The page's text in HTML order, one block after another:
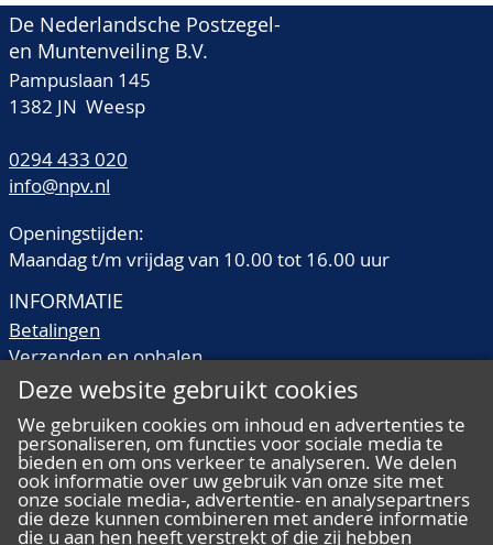
De Nederlandsche Postzegel-
en Muntenveiling B.V.
Pampuslaan 145
1382 JN Weesp
0294 433 020
info@npv.nl
Openingstijden:
Maandag t/m vrijdag van 10.00 tot 16.00 uur
INFORMATIE
Betalingen
Verzenden en ophalen
Veilingtermen
Kwaliteitsomschrijvingen
Veelgestelde vragen
Deze website gebruikt cookies
We gebruiken cookies om inhoud en advertenties te
personaliseren, om functies voor sociale media te
bieden en om ons verkeer te analyseren. We delen
ook informatie over uw gebruik van onze site met
onze sociale media-, advertentie- en analysepartners
die deze kunnen combineren met andere informatie
die u aan hen heeft verstrekt of die zij hebben